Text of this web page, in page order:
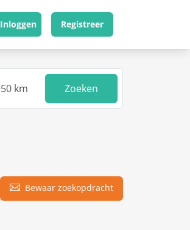
Inloggen Registreer
Zoeken
Bewaar zoekopdracht